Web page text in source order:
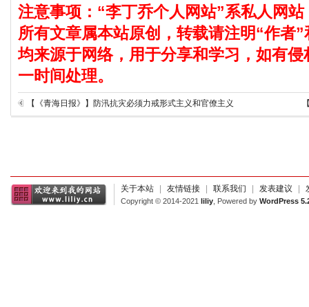
注意事项：“李丁乔个人网站”系私人网
所有文章属本站原创，转载请注明“作者
均来源于网络，用于分享和学习，如有
一时间处理。
【《青海日报》】防汛抗灾必须力戒形式主义和官僚主义
关于本站 友情链接 联系我们 发表建议
Copyright © 2014-2021 liliy , Powered by WordPress